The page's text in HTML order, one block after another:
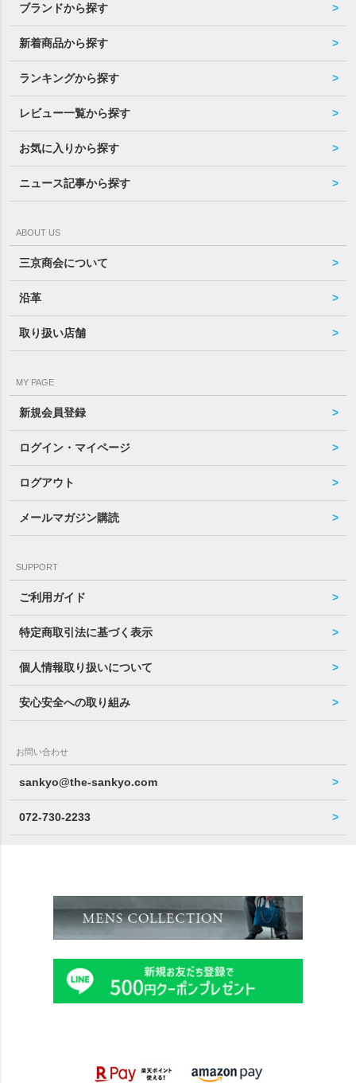
ブランドから探す
新着商品から探す
ランキングから探す
レビュー一覧から探す
お気に入りから探す
ニュース記事から探す
ABOUT US
三京商会について
沿革
取り扱い店舗
MY PAGE
新規会員登録
ログイン・マイページ
ログアウト
メールマガジン購読
SUPPORT
ご利用ガイド
特定商取引法に基づく表示
個人情報取り扱いについて
安心安全への取り組み
お問い合わせ
sankyo@the-sankyo.com
072-730-2233